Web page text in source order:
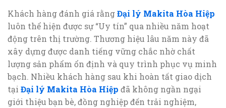
Khách hàng đánh giá rằngĐại lý Makita Hòa Hiệp
luôn thể hiện được sự “Uy tín” qua nhiều năm hoạt
động trên thị trường. Thương hiệu lâu năm này đã
xây dựng được danh tiếng vững chắc nhờ chất
lượng sản phẩm ổn định và quy trình phục vụ minh
bạch. Nhiều khách hàng sau khi hoàn tất giao dịch
tại Đại lý Makita Hòa Hiệp đã không ngần ngại
giới thiệu bạn bè, đồng nghiệp đến trải nghiệm,